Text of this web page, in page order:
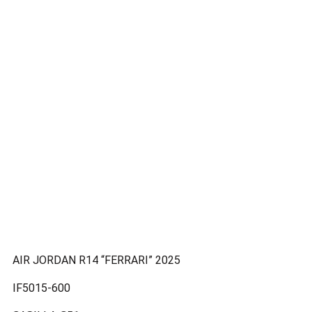
AIR JORDAN R14 “FERRARI” 2025
IF5015-600